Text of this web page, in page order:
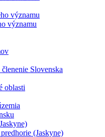
významu
významu
Slovenska
oblasti
(Jaskyne)